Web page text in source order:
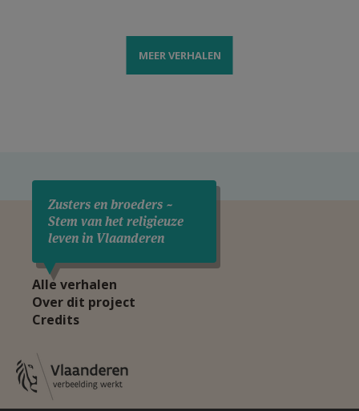
MEER VERHALEN
Zusters en broeders ~
Stem van het religieuze
leven in Vlaanderen
Alle verhalen
Over dit project
Credits